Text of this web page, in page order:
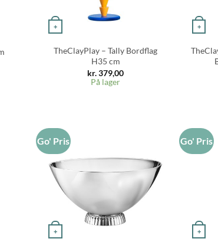
+
TheClayPlay – Tally Bordflag
H35 cm
kr.379,00
På lager
+
Go' Pris
+
Go' Pris
+